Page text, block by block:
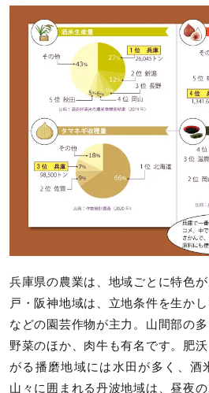
兵庫県の農業は、地域ごとに特色
戸・阪神地域は、立地条件を生か
などの園芸作物が主力。山間部の
野菜のほか、肉牛も有名です。肥
がる播磨地域には水田が多く、酒
山々に囲まれる丹波地域は、昼夜